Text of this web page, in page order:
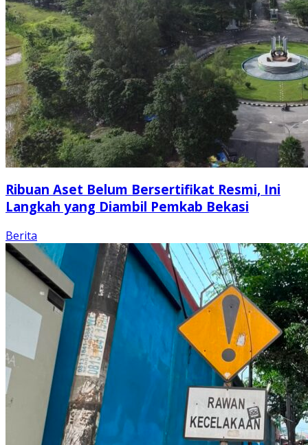
Ribuan Aset Belum Bersertifikat Resmi, Ini
Langkah yang Diambil Pemkab Bekasi
Berita